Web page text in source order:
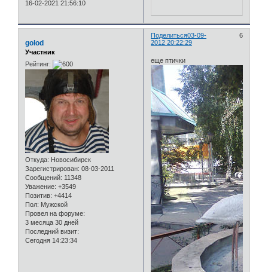
16-02-2021 21:56:10
Поделиться 6
03-09-
2012 20:22:29
golod
Участник
Рейтинг:
Откуда: Новосибирск
Зарегистрирован: 08-03-2011
Сообщений: 11348
Уважение: +3549
Позитив: +4414
Пол: Мужской
Провел на форуме:
3 месяца 30 дней
Последний визит:
Сегодня 14:23:34
еще птички